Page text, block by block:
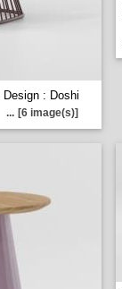
Design : Doshi
... [6 image(s)]